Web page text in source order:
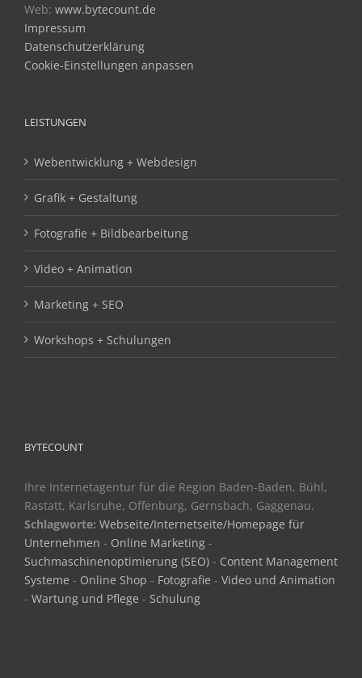
Web: www.bytecount.de
Impressum
Datenschutzerklärung
Cookie-Einstellungen anpassen
LEISTUNGEN
Webentwicklung + Webdesign
Grafik + Gestaltung
Fotografie + Bildbearbeitung
Video + Animation
Marketing + SEO
Workshops + Schulungen
BYTECOUNT
Ihre Internetagentur für die Region Baden-Baden, Bühl,
Rastatt, Karlsruhe, Offenburg, Gernsbach, Gaggenau.
Schlagworte: Webseite/Internetseite/Homepage für
Unternehmen - Online Marketing -
Suchmaschinenoptimierung (SEO) - Content Management
Systeme - Online Shop - Fotografie - Video und Animation
- Wartung und Pflege - Schulung